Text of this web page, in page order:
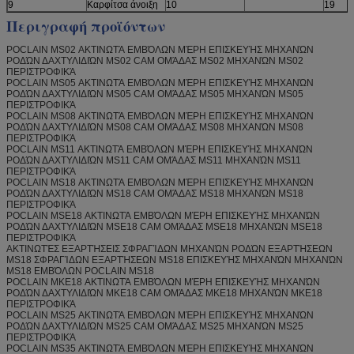
9
Καρφίτσα άνοιξη 10 19
Περιγραφή προϊόντων
POCLAIN MS02 ΑΚΤΙΝΩΤΆ ΕΜΒΌΛΩΝ ΜΈΡΗ ΕΠΙΣΚΕΥΉΣ ΜΗΧΑΝΏΝ
ΡΟΔΏΝ ΔΑΧΤΥΛΙΔΙΏΝ MS02 CAM ΟΜΆΔΑΣ MS02 ΜΗΧΑΝΏΝ MS02
ΠΕΡΙΣΤΡΟΦΙΚΆ
POCLAIN MS05 ΑΚΤΙΝΩΤΆ ΕΜΒΌΛΩΝ ΜΈΡΗ ΕΠΙΣΚΕΥΉΣ ΜΗΧΑΝΏΝ
ΡΟΔΏΝ ΔΑΧΤΥΛΙΔΙΏΝ MS05 CAM ΟΜΆΔΑΣ MS05 ΜΗΧΑΝΏΝ MS05
ΠΕΡΙΣΤΡΟΦΙΚΆ
POCLAIN MS08 ΑΚΤΙΝΩΤΆ ΕΜΒΌΛΩΝ ΜΈΡΗ ΕΠΙΣΚΕΥΉΣ ΜΗΧΑΝΏΝ
ΡΟΔΏΝ ΔΑΧΤΥΛΙΔΙΏΝ MS08 CAM ΟΜΆΔΑΣ MS08 ΜΗΧΑΝΏΝ MS08
ΠΕΡΙΣΤΡΟΦΙΚΆ
POCLAIN MS11 ΑΚΤΙΝΩΤΆ ΕΜΒΌΛΩΝ ΜΈΡΗ ΕΠΙΣΚΕΥΉΣ ΜΗΧΑΝΏΝ
ΡΟΔΏΝ ΔΑΧΤΥΛΙΔΙΏΝ MS11 CAM ΟΜΆΔΑΣ MS11 ΜΗΧΑΝΏΝ MS11
ΠΕΡΙΣΤΡΟΦΙΚΆ
POCLAIN MS18 ΑΚΤΙΝΩΤΆ ΕΜΒΌΛΩΝ ΜΈΡΗ ΕΠΙΣΚΕΥΉΣ ΜΗΧΑΝΏΝ
ΡΟΔΏΝ ΔΑΧΤΥΛΙΔΙΏΝ MS18 CAM ΟΜΆΔΑΣ MS18 ΜΗΧΑΝΏΝ MS18
ΠΕΡΙΣΤΡΟΦΙΚΆ
POCLAIN MSE18 ΑΚΤΙΝΩΤΆ ΕΜΒΌΛΩΝ ΜΈΡΗ ΕΠΙΣΚΕΥΉΣ ΜΗΧΑΝΏΝ
ΡΟΔΏΝ ΔΑΧΤΥΛΙΔΙΏΝ MSE18 CAM ΟΜΆΔΑΣ MSE18 ΜΗΧΑΝΏΝ MSE18
ΠΕΡΙΣΤΡΟΦΙΚΆ
ΑΚΤΙΝΩΤΈΣ ΕΞΑΡΤΉΣΕΙΣ ΣΦΡΑΓΊΔΩΝ ΜΗΧΑΝΏΝ ΡΟΔΏΝ ΕΞΑΡΤΉΣΕΩΝ
MS18 ΣΦΡΑΓΊΔΩΝ ΕΞΑΡΤΉΣΕΩΝ MS18 ΕΠΙΣΚΕΥΉΣ ΜΗΧΑΝΏΝ ΜΗΧΑΝΏΝ
MS18 ΕΜΒΌΛΩΝ POCLAIN MS18
POCLAIN MKE18 ΑΚΤΙΝΩΤΆ ΕΜΒΌΛΩΝ ΜΈΡΗ ΕΠΙΣΚΕΥΉΣ ΜΗΧΑΝΏΝ
ΡΟΔΏΝ ΔΑΧΤΥΛΙΔΙΏΝ MKE18 CAM ΟΜΆΔΑΣ MKE18 ΜΗΧΑΝΏΝ MKE18
ΠΕΡΙΣΤΡΟΦΙΚΆ
POCLAIN MS25 ΑΚΤΙΝΩΤΆ ΕΜΒΌΛΩΝ ΜΈΡΗ ΕΠΙΣΚΕΥΉΣ ΜΗΧΑΝΏΝ
ΡΟΔΏΝ ΔΑΧΤΥΛΙΔΙΏΝ MS25 CAM ΟΜΆΔΑΣ MS25 ΜΗΧΑΝΏΝ MS25
ΠΕΡΙΣΤΡΟΦΙΚΆ
POCLAIN MS35 ΑΚΤΙΝΩΤΆ ΕΜΒΌΛΩΝ ΜΈΡΗ ΕΠΙΣΚΕΥΉΣ ΜΗΧΑΝΏΝ